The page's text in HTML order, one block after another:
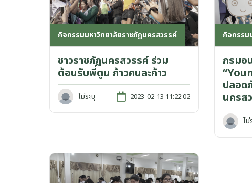
กิจกรรมมหาวิทยาลัยราชภัฏนครสวรรค์
ชาวราชภัฏนครสวรรค์ ร่วม
ต้อนรับพี่ตูน ก้าวคนละก้าว
ไม่ระบุ 2023-02-13 11:22:02
กิจกรรม
กรมอ
ปลอด
นครส
ไม่